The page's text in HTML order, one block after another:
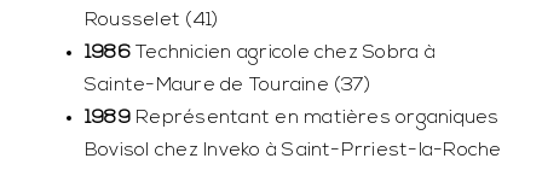
Rousselet (41)
1986Technicien agricole chez Sobra à
Sainte-Maure de Touraine (37)
1989Représentant en matières organiques
Bovisol chez Inveko à Saint-Prriest-la-Roche